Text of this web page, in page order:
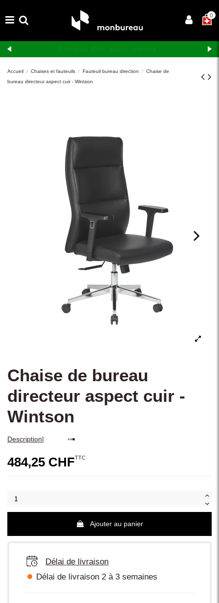
×0
Accueil Chaises et fauteuils Fauteuil bureau direction
Chaise de
bureau directeur aspect cuir - Wintson
Chaise de bureau
directeur aspect cuir -
Wintson
Description|
484,25 CHFTTC
Ajouter au panier
Délai de livraison
Délai de livraison 2 à 3 semaines